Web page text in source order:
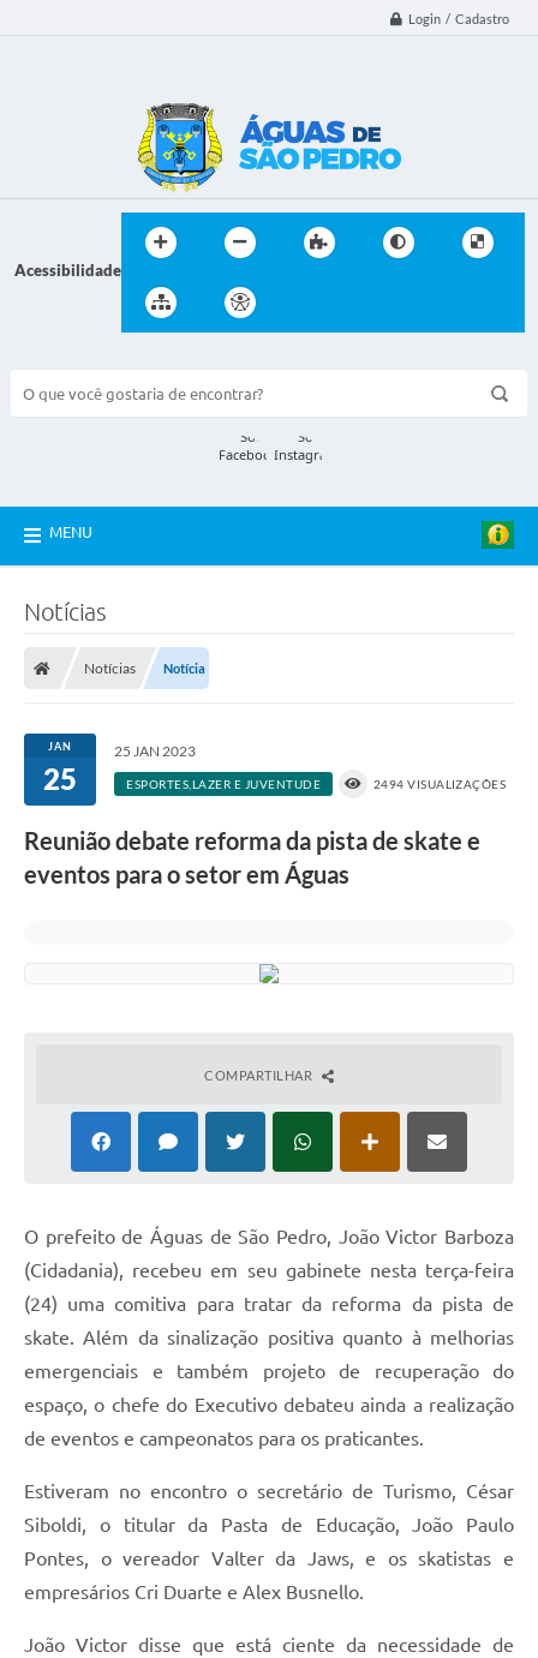
Login / Cadastro
Acessibilidade
MENU
Notícias
Notícias Notícia
JAN
25
25 JAN 2023
ESPORTES,LAZER E JUVENTUDE 2494 VISUALIZAÇÕES
Reunião debate reforma da pista de skate e
eventos para o setor em Águas
COMPARTILHAR
O prefeito de Águas de São Pedro, João Victor Barboza
(Cidadania), recebeu em seu gabinete nesta terça-feira
(24) uma comitiva para tratar da reforma da pista de
skate. Além da sinalização positiva quanto à melhorias
emergenciais e também projeto de recuperação do
espaço, o chefe do Executivo debateu ainda a realização
de eventos e campeonatos para os praticantes.
Estiveram no encontro o secretário de Turismo, César
Siboldi, o titular da Pasta de Educação, João Paulo
Pontes, o vereador Valter da Jaws, e os skatistas e
empresários Cri Duarte e Alex Busnello.
João Victor disse que está ciente da necessidade de